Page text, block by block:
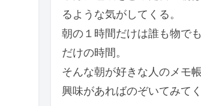
るような気がしてくる。
朝の１時間だけは誰も物で
だけの時間。
そんな朝が好きな人のメモ帳
興味があればのぞいてみてく